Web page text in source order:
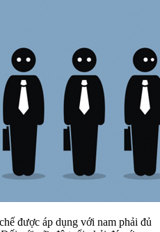
được áp dụng với nam phải đủ